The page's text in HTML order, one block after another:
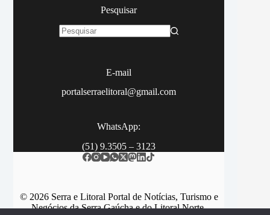
Pesquisar
E-mail
portalserraelitoral@gmail.com
WhatsApp:
(51) 9.3505 – 3123
© 2026 Serra e Litoral Portal de Notícias, Turismo e
Negócios da Serra Gaúcha e do Litoral Norte.